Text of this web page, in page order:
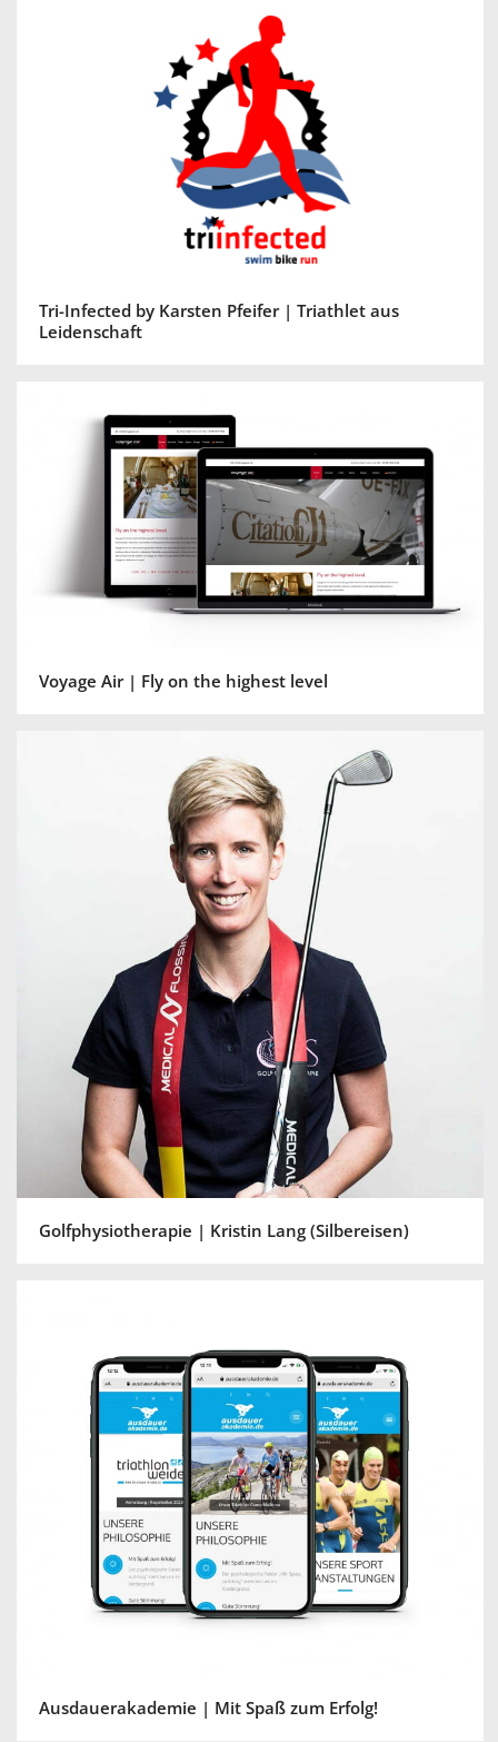
Tri-Infected by Karsten Pfeifer | Triathlet aus
Leidenschaft
Voyage Air | Fly on the highest level
Golfphysiotherapie | Kristin Lang (Silbereisen)
Ausdauerakademie | Mit Spaß zum Erfolg!